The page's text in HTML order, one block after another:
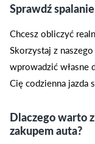
Sprawdź
Chcesz obliczyć
Skorzystaj z naszego
wprowadzić własne
Cię codzienna jazda
Dlaczego warto
zakupem auta?